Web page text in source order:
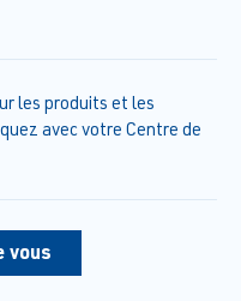
les produits et les
avec votre Centre de
vous